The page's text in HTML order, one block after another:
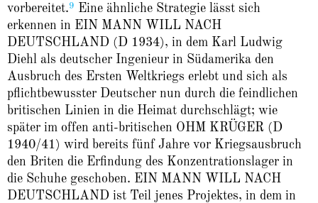
vorbereitet.9
Eine ähnliche Strategie lässt sich
erkennen in EIN MANN WILL NACH
DEUTSCHLAND (D 1934), in dem Karl Ludwig
Diehl als deutscher Ingenieur in Südamerika den
Ausbruch des Ersten Weltkriegs erlebt und sich als
pflichtbewusster Deutscher nun durch die feindlichen
britischen Linien in die Heimat durchschlägt; wie
später im offen anti-britischen OHM KRÜGER (D
1940/41) wird bereits fünf Jahre vor Kriegsausbruch
den Briten die Erfindung des Konzentrationslager in
die Schuhe geschoben. EIN MANN WILL NACH
DEUTSCHLAND ist Teil jenes Projektes, in dem in